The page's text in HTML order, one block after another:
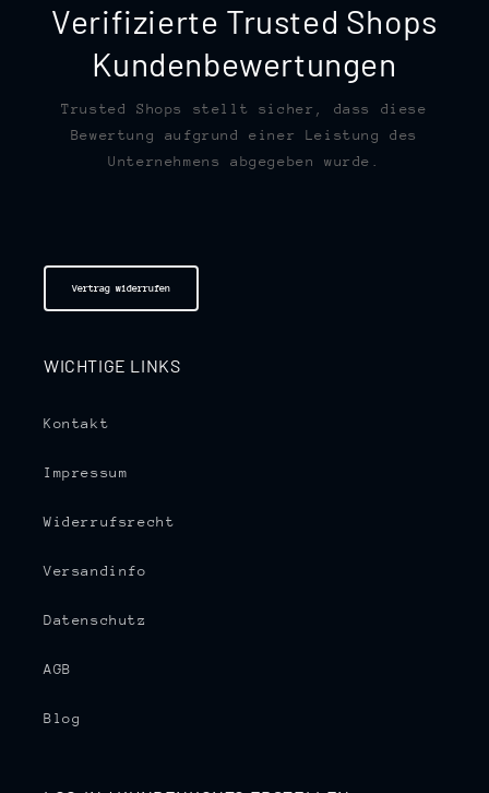
Verifizierte Trusted Shops
Kundenbewertungen
Trusted Shops stellt sicher, dass diese
Bewertung aufgrund einer Leistung des
Unternehmens abgegeben wurde.
Vertrag widerrufen
WICHTIGE LINKS
Kontakt
Impressum
Widerrufsrecht
Versandinfo
Datenschutz
AGB
Blog